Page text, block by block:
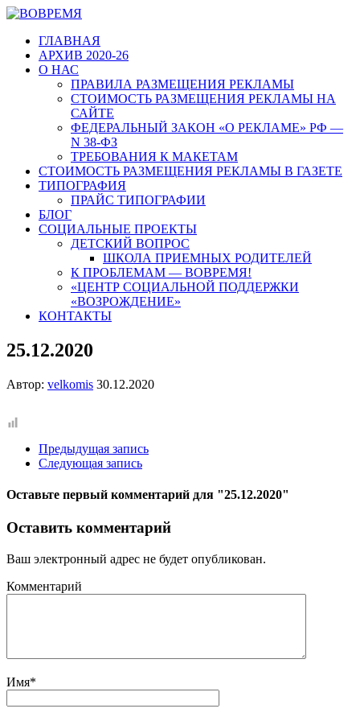
ГЛАВНАЯ
АРХИВ 2020-26
О НАС
ПРАВИЛА РАЗМЕЩЕНИЯ РЕКЛАМЫ
СТОИМОСТЬ РАЗМЕЩЕНИЯ РЕКЛАМЫ НА
САЙТЕ
ФЕДЕРАЛЬНЫЙ ЗАКОН «О РЕКЛАМЕ» РФ —
N 38-ФЗ
ТРЕБОВАНИЯ К МАКЕТАМ
СТОИМОСТЬ РАЗМЕЩЕНИЯ РЕКЛАМЫ В ГАЗЕТЕ
ТИПОГРАФИЯ
ПРАЙС ТИПОГРАФИИ
БЛОГ
СОЦИАЛЬНЫЕ ПРОЕКТЫ
ДЕТСКИЙ ВОПРОС
ШКОЛА ПРИЕМНЫХ РОДИТЕЛЕЙ
К ПРОБЛЕМАМ — ВОВРЕМЯ!
«ЦЕНТР СОЦИАЛЬНОЙ ПОДДЕРЖКИ
«ВОЗРОЖДЕНИЕ»
КОНТАКТЫ
25.12.2020
Автор: velkomis 30.12.2020
Предыдущая запись
Следующая запись
Оставьте первый комментарий для "25.12.2020"
Оставить комментарий
Ваш электронный адрес не будет опубликован.
Комментарий
Имя*